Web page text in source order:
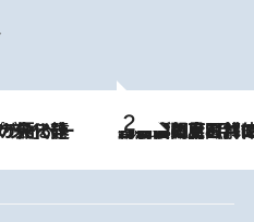
2026.8.8
「最後に見られてよかった」上野動物園の東園パンダ舎が解体前に特別公開。8月16日まで延長されたパネル展と共に辿る“半世紀”のパンダ飼育《解体工事の図面あり》